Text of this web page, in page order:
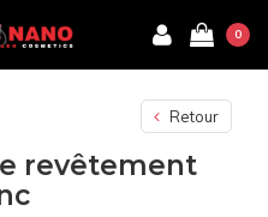
0
Retour
revêtement